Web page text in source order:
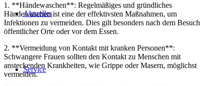
Aktuelles
Service
1. **Händewaschen**: Regelmäßiges und gründliches
Händewaschen ist eine der effektivsten Maßnahmen, um
Infektionen zu vermeiden. Dies gilt besonders nach dem Besuch
öffentlicher Orte oder vor dem Essen.
2. **Vermeidung von Kontakt mit kranken Personen**:
Schwangere Frauen sollten den Kontakt zu Menschen mit
ansteckenden Krankheiten, wie Grippe oder Masern, möglichst
vermeiden.